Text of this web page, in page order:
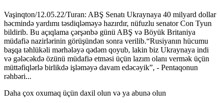
Vaşinqton/12.05.22/Turan: ABŞ Senatı Ukraynaya 40 milyard dollar
həcmində yardımı təsdiqləməyə hazırdır, nüfuzlu senator Con Tyun
bildirib. Bu açıqlama çərşənbə günü ABŞ və Böyük Britaniya
müdafiə nazirlərinin görüşündən sonra verilib.“Rusiyanın hücumu
başqa təhlükəli mərhələyə qədəm qoyub, lakin biz Ukraynaya indi
və gələcəkdə özünü müdafiə etməsi üçün lazım olanı vermək üçün
müttəfiqlərlə birlikdə işləməyə davam edəcəyik”, - Pentaqonun
rəhbəri...
Daha çox oxumaq üçün daxil olun və ya abunə olun